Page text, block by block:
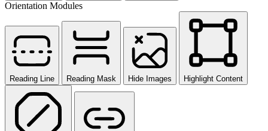
Orientation Modules
Reading Line Reading Mask Hide Images Highlight Content